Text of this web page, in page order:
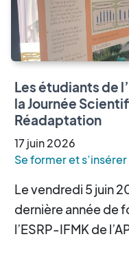
Les étudiants de
la Journée
Réadaptation
17juin2026
Se former et s’insérer
Le vendredi 5 juin
dernière année de
l’ESRP-IFMK de